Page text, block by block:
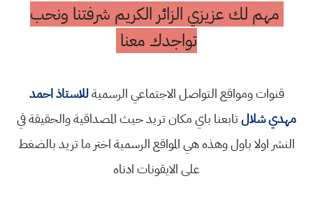
مهم لك عزيزي الزائر الكريم شرفتنا ونحب
تواجدك معنا
قنوات ومواقع التواصل الاجتماعي الرسميةللاستاذ احمد
مهدي شلالتابعنا باي مكان تريد حيث المصداقية والحقيقة في
النشر اولا باول وهذه هي المواقع الرسمية اختر ما تريد بالضغط
على الايقونات ادناه